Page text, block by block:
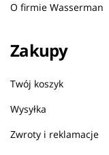
O firmie Wasserman
Zakupy
Twój koszyk
Wysyłka
Zwroty i reklamacje